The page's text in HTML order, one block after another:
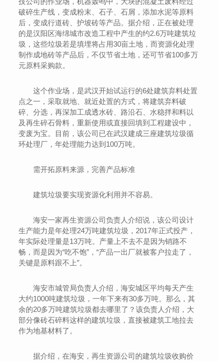
破碎生产线，变成粉末、石子、石屑，添加水泥等原料
后，变成行道砖、护坡砖等产品。据介绍，正在被处理
的是汉阳区海绵城市改造工程中产生的约2.6万吨建筑垃
圾，这些垃圾若是填埋将占用30亩土地，而资源化处理
制作成地砖等产品后，不仅节省土地，还可节省100多万
元原料采购款。
这个作业场，是武汉开始试运行的6处建筑弃料处置
点之一，采取就地、就近处置的方式，将建筑弃料破
碎、分选，再深加工成透水砖、路沿石、水稳拌和料以
及再生碎石骨料，重新使用或直接回填到工程建设中，
变废为宝。目前，该公司已在武汉建成三座建筑垃圾循
环处理厂，年处理能力达到100万吨。
需开拓原料来源，完善产品标准
建筑垃圾要实现资源化利用并不容易。
海安一家再生资源公司负责人介绍说，该公司设计
生产能力是年处理24万吨建筑垃圾，2017年正式投产，
年实际处理量是13万吨。产量上不去不是因为销路不
畅，而是因为“吃不饱”，“产品一出厂就被客户拉走了，
关键是原料跟不上”。
海安市城管局负责人介绍，海安城区平均每天产生
大约1000吨建筑垃圾，一年下来有30多万吨。那么，其
余的20多万吨建筑垃圾都去哪里了？该负责人介绍，大
部分像砖石碎料这样的建筑垃圾，直接被建筑工地拉去
作为地基材料了。
据介绍，在海安，再生资源公司的建筑垃圾收购价